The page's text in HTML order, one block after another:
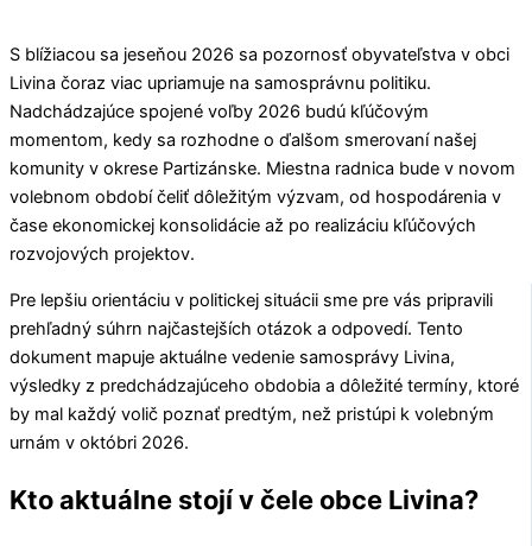
S blížiacou sa jeseňou 2026 sa pozornosť obyvateľstva v obci
Livina čoraz viac upriamuje na samosprávnu politiku.
Nadchádzajúce spojené voľby 2026 budú kľúčovým
momentom, kedy sa rozhodne o ďalšom smerovaní našej
komunity v okrese Partizánske. Miestna radnica bude v novom
volebnom období čeliť dôležitým výzvam, od hospodárenia v
čase ekonomickej konsolidácie až po realizáciu kľúčových
rozvojových projektov.
Pre lepšiu orientáciu v politickej situácii sme pre vás pripravili
prehľadný súhrn najčastejších otázok a odpovedí. Tento
dokument mapuje aktuálne vedenie samosprávy Livina,
výsledky z predchádzajúceho obdobia a dôležité termíny, ktoré
by mal každý volič poznať predtým, než pristúpi k volebným
urnám v októbri 2026.
Kto aktuálne stojí v čele obce Livina?